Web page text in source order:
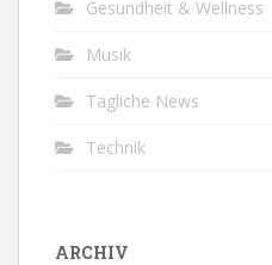
Gesundheit & Wellness
Musik
Tägliche News
Technik
ARCHIV